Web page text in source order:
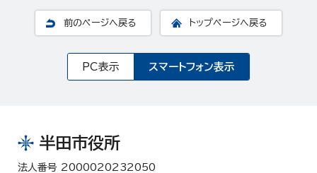
前のページへ戻る トップページへ戻る
PC表示 スマートフォン表示
半田市役所
法人番号 2000020232050